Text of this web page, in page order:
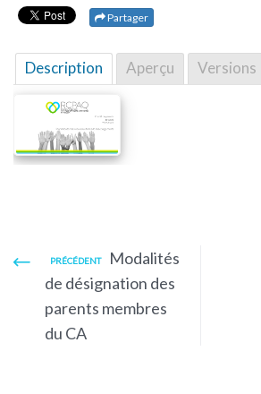
Partager
Description Aperçu Versions
PRÉCÉDENT
Modalités
de désignation des
parents membres
du CA